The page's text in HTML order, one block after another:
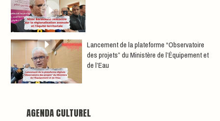
​Lancement de la plateforme “Observatoire
des projets” du Ministère de l’Équipement et
de l’Eau
AGENDA CULTUREL